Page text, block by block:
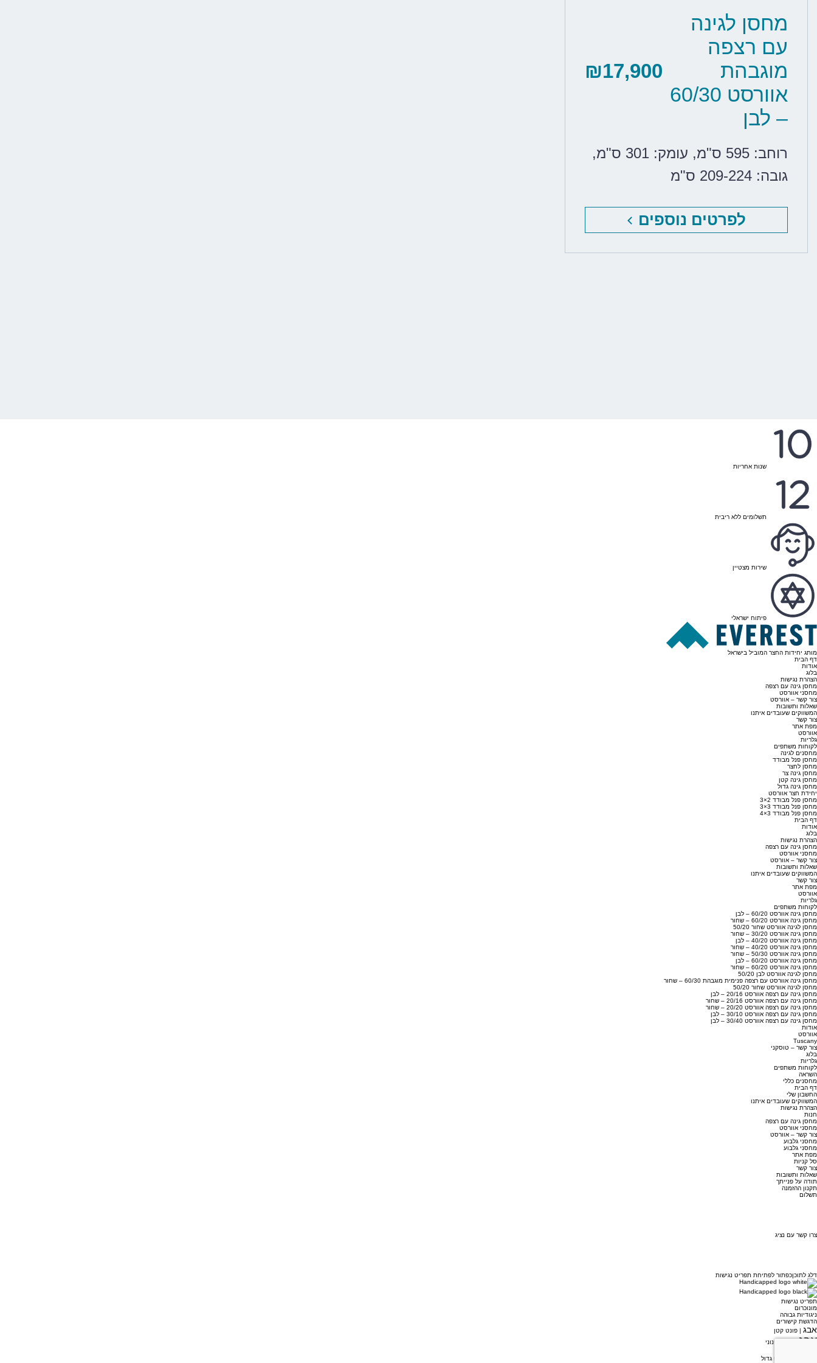
מחסן לגינה
עם רצפה
מוגבהת
אוורסט 60/30
– לבן
₪17,900
רוחב: 595 ס"מ , עומק: 301 ס"מ
,
גובה: 209-224 ס"מ
לפרטים נוספים
שנות אחריות
תשלומים ללא ריבית
שירות מצטיין
פיתוח ישראלי
מותג יחידות החצר המוביל בישראל
דף הבית
אודות
בלוג
הצהרת נגישות
מחסן גינה עם רצפה
מחסני אוורסט
צור קשר – אוורסט
שאלות ותשובות
המשווקים שעובדים איתנו
צור קשר
מפת אתר
אוורסט
גלריות
לקוחות משתפים
מחסנים לגינה
מחסן פנל מבודד
מחסן לחצר
מחסן גינה צר
מחסן גינה קטן
מחסן גינה גדול
יחידת חצר אוורסט
מחסן פנל מבודד 2×3
מחסן פנל מבודד 3×3
מחסן פנל מבודד 3×4
דף הבית
אודות
בלוג
הצהרת נגישות
מחסן גינה עם רצפה
מחסני אוורסט
צור קשר – אוורסט
שאלות ותשובות
המשווקים שעובדים איתנו
צור קשר
מפת אתר
אוורסט
גלריות
לקוחות משתפים
מחסן גינה אוורסט 60/20 – לבן
מחסן גינה אוורסט 60/20 – שחור
מחסן לגינה אוורסט שחור 50/20
מחסן גינה אוורסט 30/20 – שחור
מחסן גינה אוורסט 40/20 – לבן
מחסן גינה אוורסט 40/20 – שחור
מחסן גינה אוורסט 50/30 – שחור
מחסן גינה אוורסט 60/20 – לבן
מחסן גינה אוורסט 60/20 – שחור
מחסן לגינה אוורסט לבן 50/20
מחסן גינה אוורסט עם רצפה פנימית מוגבהת 60/30 – שחור
מחסן לגינה אוורסט שחור 50/20
מחסן גינה עם רצפה אוורסט 20/16 – לבן
מחסן גינה עם רצפה אוורסט 20/16 – שחור
מחסן גינה עם רצפה אוורסט 20/20 – שחור
מחסן גינה עם רצפה אוורסט 30/10 – לבן
מחסן גינה עם רצפה אוורסט 30/40 – לבן
אודות
אוורסט
Tuscany
צור קשר – טוסקני
בלוג
גלריות
לקוחות משתפים
השראה
מחסנים כללי
דף הבית
החשבון שלי
המשווקים שעובדים איתנו
הצהרת נגישות
חנות
מחסן גינה עם רצפה
מחסני אוורסט
צור קשר – אוורסט
מחסני גלבוע
מחסני גלבוע
מפת אתר
סל קניות
צור קשר
שאלות ותשובות
תודה על פנייתך
תקנון ההזמנה
תשלום
צרו קשר עם נציג
דלג לתוכןכפתור לפתיחת תפריט נגישות
תפריט נגישות
מונוכרום
ניגודיות גבוהה
הדגשת קישורים
אבג | פונט קטן
אבג | פונט בינוני
| פונט גדול